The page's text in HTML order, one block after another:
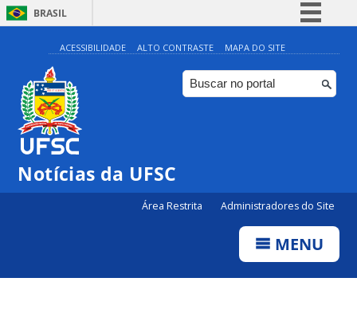
BRASIL
Simplifique!
Comunica BR
Participe
ACESSIBILIDADE ALTO CONTRASTE MAPA DO SITE
Notícias da UFSC
Área Restrita Administradores do Site
MENU